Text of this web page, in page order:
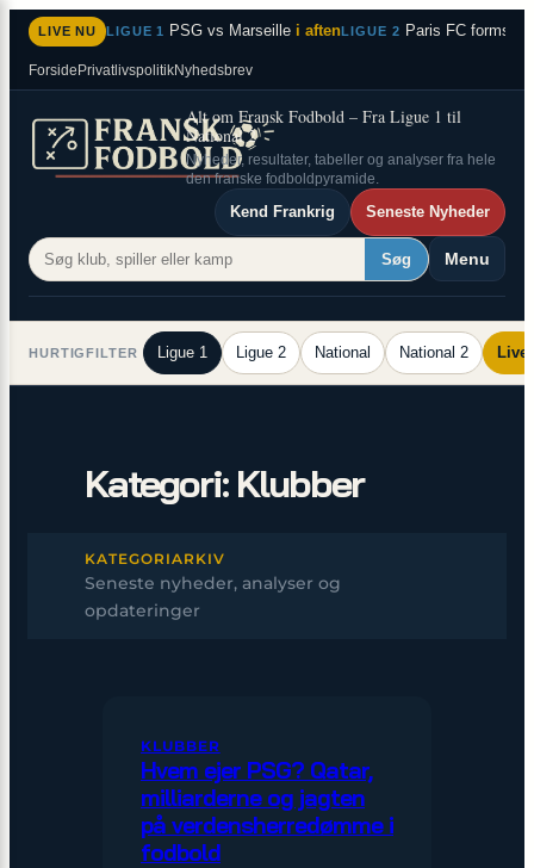
Spring
indhold
LIVE NU LIGUE 1 PSG vs Marseille i aftenLIGUE 2 Paris FC
Forside PrivatlivspolitikNyhedsbrev
Alt om Fransk Fodbold – Fra Ligue 1 til
National 2
Nyheder, resultater, tabeller og analyser fra hele
den franske fodboldpyramide.
Kend Frankrig Seneste Nyheder
Søg Menu
HURTIGFILTER Ligue 1 Ligue 2 National National 2 Live
Kategori: Klubber
KATEGORIARKIV
Seneste nyheder, analyser og
opdateringer
KLUBBER
Hvem ejer PSG? Qatar,
milliarderne og jagten
på verdensherredømme i
fodbold